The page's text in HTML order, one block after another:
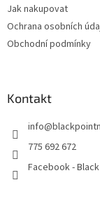
Jak nakupovat
Ochrana osobních
Obchodní podmínky
Kontakt
info@
775 692 672
Facebook -